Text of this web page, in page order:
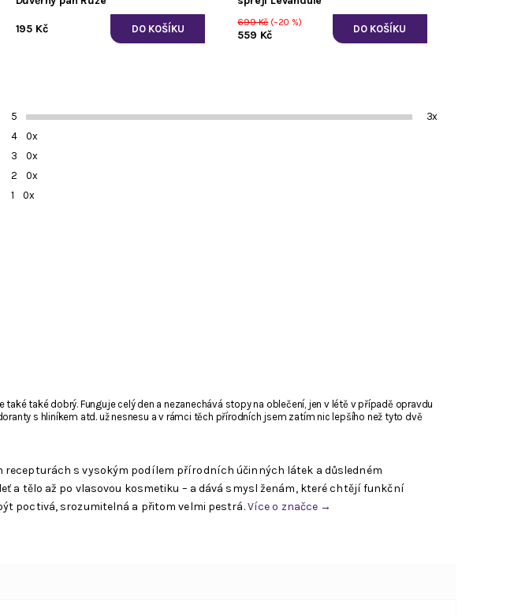
195 Kč
699 Kč(–20 %)
559 Kč
5
3x
4
0x
3
0x
2
0x
1
0x
také dobrý. Funguje celý den a nezanechává stopy na oblečení, jen v létě v případě opravdu
s hliníkem atd. už nesnesu a v rámci těch přírodních jsem zatím nic lepšího než tyto dvě
s vysokým podílem přírodních účinných látek a důsledném
a tělo až po vlasovou kosmetiku – a dává smysl ženám, které chtějí funkční
poctivá, srozumitelná a přitom velmi pestrá.Více o značce →